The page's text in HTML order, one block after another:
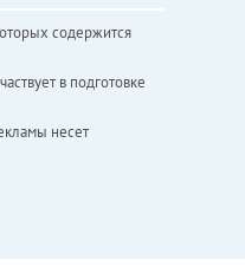
содержится
в подготовке
несет